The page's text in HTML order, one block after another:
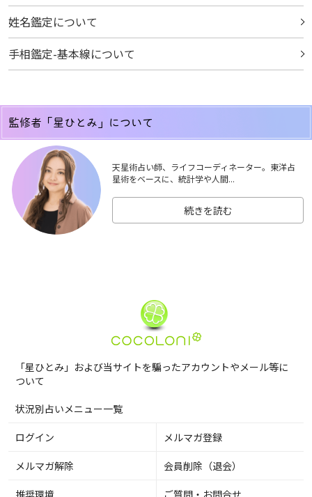
姓名鑑定について
手相鑑定-基本線について
監修者「星ひとみ」について
天星術占い師、ライフコーディネーター。東洋占
星術をベースに、統計学や人間...
続きを読む
「星ひとみ」および当サイトを騙ったアカウントやメール等に
ついて
状況別占いメニュー一覧
ログイン メルマガ登録
メルマガ解除 会員削除（退会）